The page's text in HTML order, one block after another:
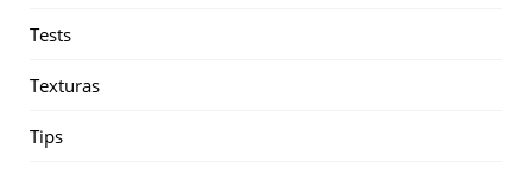
Tests
Texturas
Tips